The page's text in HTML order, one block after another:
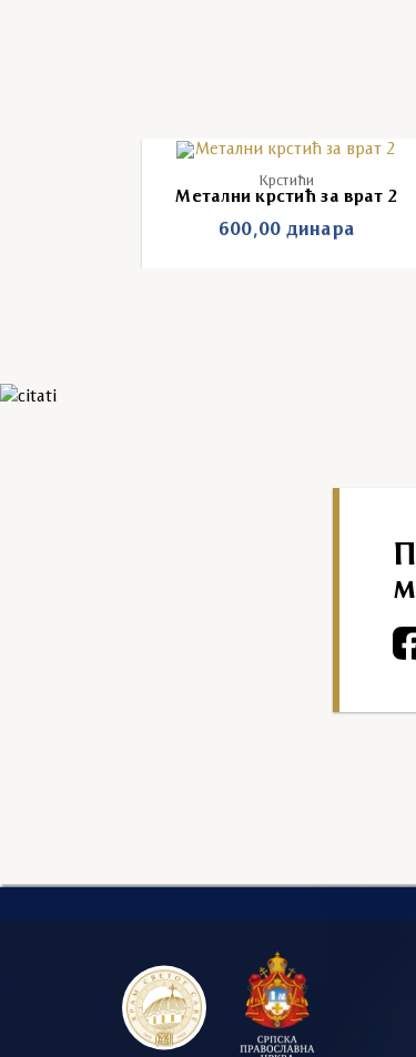
Крстићи
Метални крстић за врат 2
600,00динара